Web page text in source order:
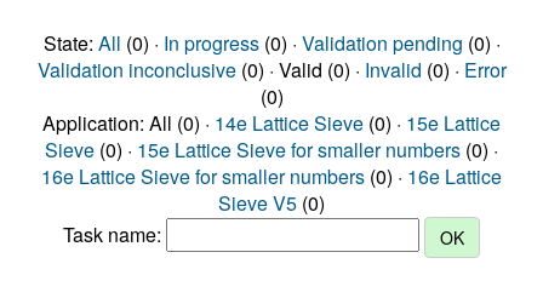
State: All (0) · In progress(0) · Validation pending (0) ·
Validation inconclusive(0) · Valid (0) · Invalid (0) · Error
(0)
Application: All (0) · 14e Lattice Sieve (0) · 15e Lattice
Sieve (0) · 15e Lattice Sieve for smaller numbers (0) ·
16e Lattice Sieve for smaller numbers (0) · 16e Lattice
Sieve V5 (0)
Task name: